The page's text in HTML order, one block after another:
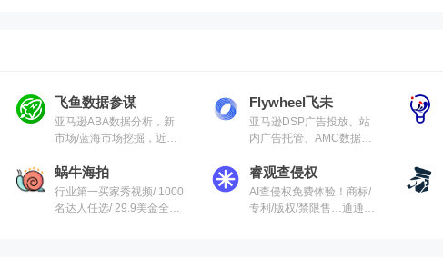
飞鱼数据参谋
亚马逊ABA数据分析，新
市场/蓝海市场挖掘，近期
Flywheel飞未
亚马逊DSP广告投放、站
内广告托管、AMC数据洞
修。
蜗牛海拍
行业第一买家秀视频/ 1000
名达人任选/ 29.9美金全场
睿观查侵权
AI查侵权免费体验！商标/
专利/版权/禁限售…通通能